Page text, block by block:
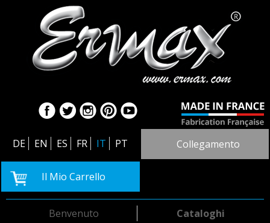
DE EN ES FR IT PT Collegamento
Il Mio Carrello
Cataloghi
Benvenuto